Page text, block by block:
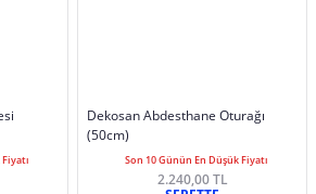
Dekosan Abdesthane Oturağı
(50cm)
Son 10 Günün En Düşük Fiyatı
2.240,00 TL